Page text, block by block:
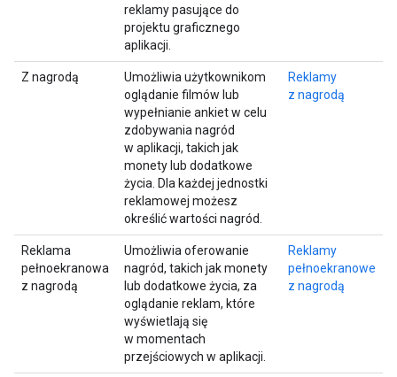
reklamy pasujące do
projektu graficznego
aplikacji.
Z nagrodą
Umożliwia użytkownikom
oglądanie filmów lub
wypełnianie ankiet w celu
zdobywania nagród
w aplikacji, takich jak
monety lub dodatkowe
życia. Dla każdej jednostki
reklamowej możesz
określić wartości nagród.
Reklamy
z nagrodą
Reklama
pełnoekranowa
z nagrodą
Umożliwia oferowanie
nagród, takich jak monety
lub dodatkowe życia, za
oglądanie reklam, które
wyświetlają się
w momentach
przejściowych w aplikacji.
Reklamy
pełnoekranowe
z nagrodą